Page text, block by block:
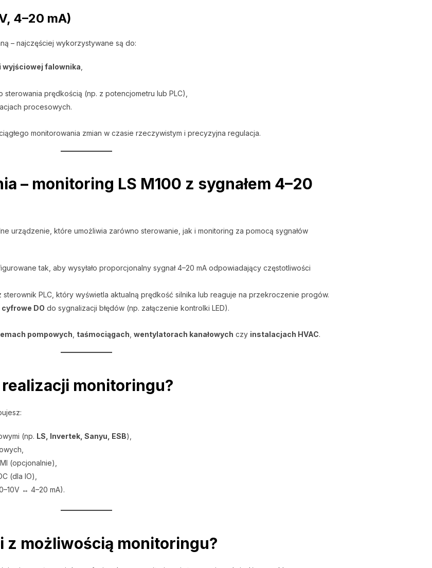
4–20 mA)
– najczęściej wykorzystywane są do:
falownika
sterowania prędkością (np. z potencjometru lub PLC),
procesowych.
monitorowania zmian w czasie rzeczywistym i precyzyjna regulacja.
– monitoring LS M100 z sygnałem 4–20
urządzenie, które umożliwia zarówno sterowanie, jak i monitoring za pomocą sygnałów
tak, aby wysyłało proporcjonalny sygnał 4–20 mA odpowiadający częstotliwości
PLC, który wyświetla aktualną prędkość silnika lub reaguje na przekroczenie progów.
DO do sygnalizacji błędów (np. załączenie kontrolki LED).
pompowych taśmociągach wentylatorach kanałowych czy instalacjach HVAC.
monitoringu?
(np. LS, Invertek, Sanyu, ESB),
(opcjonalnie),
(dla IO),
↔ 4–20 mA).
z możliwością monitoringu?